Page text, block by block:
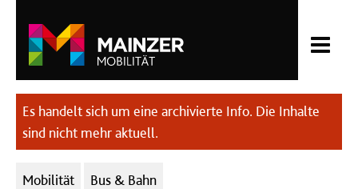
Es handelt sich um eine archivierte Info. Die Inhalte
sind nicht mehr aktuell.
Kategorien:
Mobilität
Bus & Bahn